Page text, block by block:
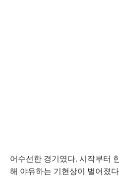
어수선한 경기였다. 시작부터
해 야유하는 기현상이 벌어졌